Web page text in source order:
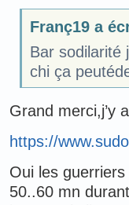
Franç19 a
Bar sodilarité
chi ça
Grand merci,j’y
https://
Oui les
50..60 mn